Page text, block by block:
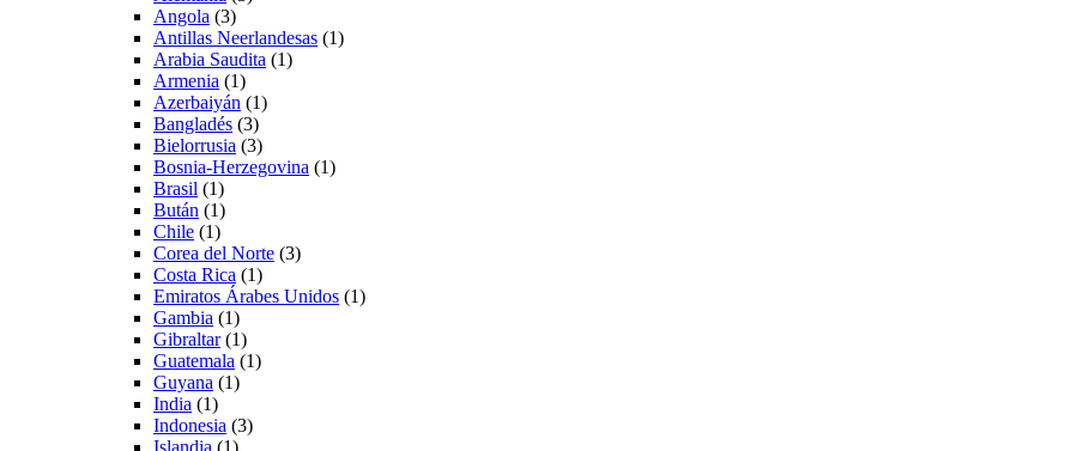
Angola (3)
Antillas Neerlandesas (1)
Arabia Saudita (1)
Armenia (1)
Azerbaiyán (1)
Bangladés (3)
Bielorrusia (3)
Bosnia-Herzegovina (1)
Brasil (1)
Bután (1)
Chile (1)
Corea del Norte (3)
Costa Rica (1)
Emiratos Árabes Unidos (1)
Gambia (1)
Gibraltar (1)
Guatemala (1)
Guyana (1)
India (1)
Indonesia (3)
Islandia (1)